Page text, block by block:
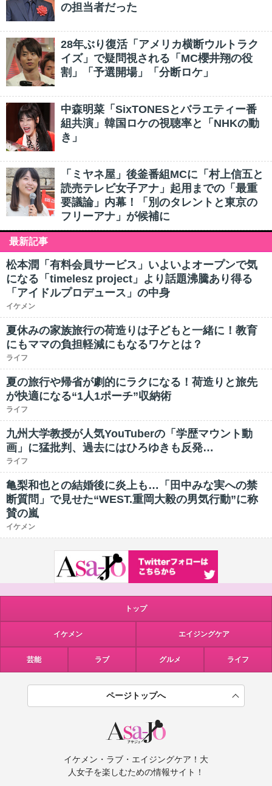
の担当者だった
28年ぶり復活「アメリカ横断ウルトラク
イズ」で疑問視される「MC櫻井翔の役
割」「予選開場」「分断ロケ」
中森明菜「SixTONESとバラエティー番
組共演」韓国ロケの視聴率と「NHKの動
き」
「ミヤネ屋」後釜番組MCに「村上信五と
読売テレビ女子アナ」起用までの「最重
要議論」内幕！「別のタレントと東京の
フリーアナ」が候補に
最新記事
松本潤「有料会員サービス」いよいよオープンで気
になる「timelesz project」より話題沸騰あり得る
「アイドルプロデュース」の中身
イケメン
夏休みの家族旅行の荷造りは子どもと一緒に！教育
にもママの負担軽減にもなるワケとは？
ライフ
夏の旅行や帰省が劇的にラクになる！荷造りと旅先
が快適になる“1人1ポーチ”収納術
ライフ
九州大学教授が人気YouTuberの「学歴マウント動
画」に猛批判、過去にはひろゆきも反発…
ライフ
亀梨和也との結婚後に炎上も…「田中みな実への禁
断質問」で見せた“WEST.重岡大毅の男気行動”に称
賛の嵐
イケメン
トップ
イケメン エイジングケア
芸能 ラブ グルメ ライフ
ページトップへ
イケメン・ラブ・エイジングケア！大
人女子を楽しむための情報サイト！